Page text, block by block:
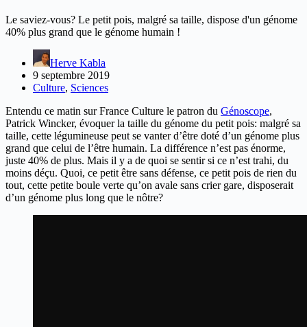
Le saviez-vous? Le petit pois, malgré sa taille, dispose d'un génome
40% plus grand que le génome humain !
Herve Kabla
9 septembre 2019
Culture, Sciences
Entendu ce matin sur France Culture le patron du Génoscope,
Patrick Wincker, évoquer la taille du génome du petit pois: malgré sa
taille, cette légumineuse peut se vanter d’être doté d’un génome plus
grand que celui de l’être humain. La différence n’est pas énorme,
juste 40% de plus. Mais il y a de quoi se sentir si ce n’est trahi, du
moins déçu. Quoi, ce petit être sans défense, ce petit pois de rien du
tout, cette petite boule verte qu’on avale sans crier gare, disposerait
d’un génome plus long que le nôtre?